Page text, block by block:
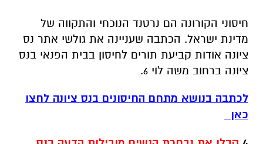
חיסוני הקורונה הם נרטנד הנוכחי והתקווה של
מדינת ישראל. הכתבה שעניינה את גולשי אתר נס
ציונה אודות קביעת תורים לחיסון בבית הפנאי בנס
ציונה ברחוב משה לוי 6.
לכתבה בנושא מתחם החיסונים בנס ציונה לחצו
כאן